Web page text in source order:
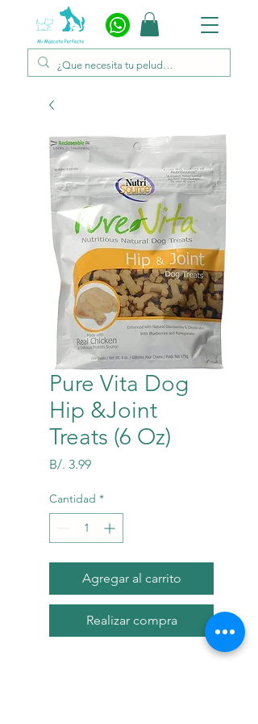
Pure Vita Dog
Hip &Joint
Treats (6 Oz)
B/. 3.99Precio
Cantidad *
Agregar al carrito
Realizar compra